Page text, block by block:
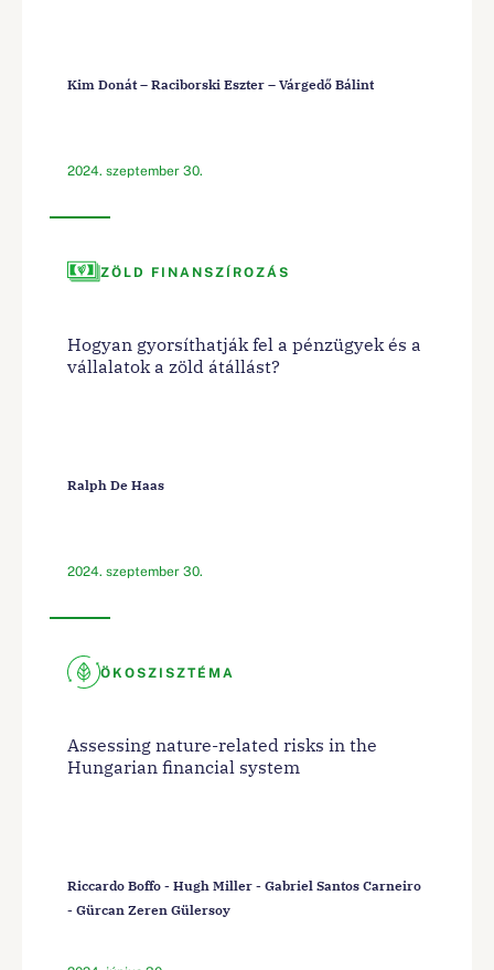
Kim Donát – Raciborski Eszter – Várgedő Bálint
2024. szeptember 30.
ZÖLD FINANSZÍROZÁS
Hogyan gyorsíthatják fel a pénzügyek és a
vállalatok a zöld átállást?
Ralph De Haas
2024. szeptember 30.
ÖKOSZISZTÉMA
Assessing nature-related risks in the
Hungarian financial system
Riccardo Boffo - Hugh Miller - Gabriel Santos Carneiro
- Gürcan Zeren Gülersoy